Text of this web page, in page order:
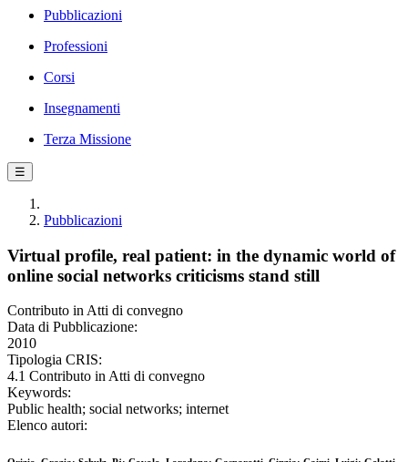
Pubblicazioni
Professioni
Corsi
Insegnamenti
Terza Missione
☰
Pubblicazioni
Virtual profile, real patient: in the dynamic world of
online social networks criticisms stand still
Contributo in Atti di convegno
Data di Pubblicazione:
2010
Tipologia CRIS:
4.1 Contributo in Atti di convegno
Keywords:
Public health; social networks; internet
Elenco autori: